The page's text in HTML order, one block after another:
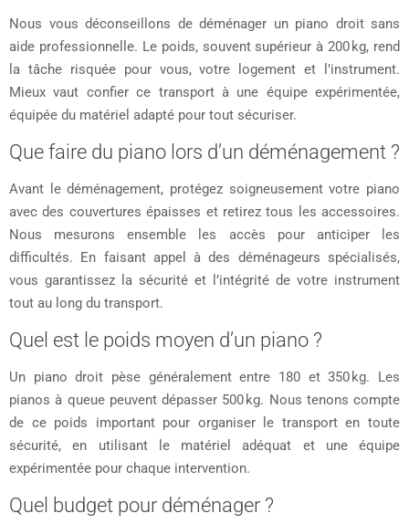
Nous vous déconseillons de déménager un piano droit sans
aide professionnelle. Le poids, souvent supérieur à 200 kg, rend
la tâche risquée pour vous, votre logement et l’instrument.
Mieux vaut confier ce transport à une équipe expérimentée,
équipée du matériel adapté pour tout sécuriser.
Que faire du piano lors d’un déménagement ?
Avant le déménagement, protégez soigneusement votre piano
avec des couvertures épaisses et retirez tous les accessoires.
Nous mesurons ensemble les accès pour anticiper les
difficultés. En faisant appel à des déménageurs spécialisés,
vous garantissez la sécurité et l’intégrité de votre instrument
tout au long du transport.
Quel est le poids moyen d’un piano ?
Un piano droit pèse généralement entre 180 et 350 kg. Les
pianos à queue peuvent dépasser 500 kg. Nous tenons compte
de ce poids important pour organiser le transport en toute
sécurité, en utilisant le matériel adéquat et une équipe
expérimentée pour chaque intervention.
Quel budget pour déménager ?